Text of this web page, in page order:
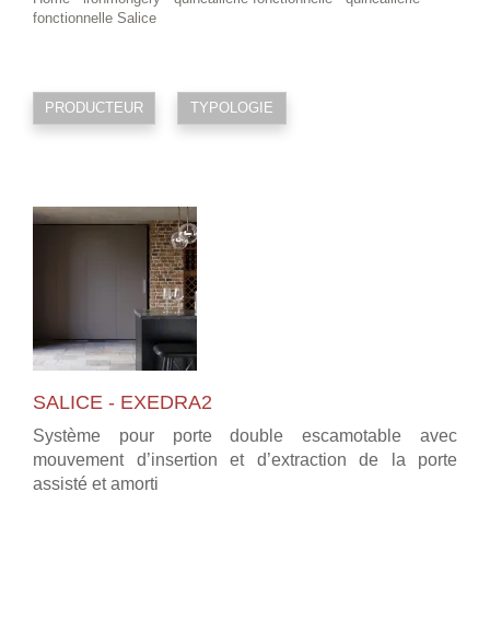
fonctionnelle Salice
PRODUCTEUR TYPOLOGIE
SALICE - EXEDRA2
Système pour porte double escamotable avec
mouvement d’insertion et d’extraction de la porte
assisté et amorti